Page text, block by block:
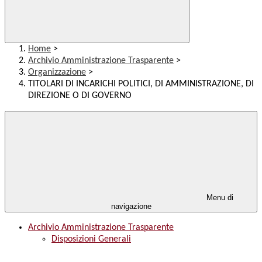
Home >
Archivio Amministrazione Trasparente >
Organizzazione >
TITOLARI DI INCARICHI POLITICI, DI AMMINISTRAZIONE, DI
DIREZIONE O DI GOVERNO
Menu di
navigazione
Archivio Amministrazione Trasparente
Disposizioni Generali